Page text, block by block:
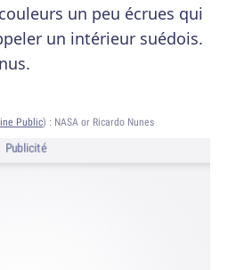
un peu écrues qui
un intérieur suédois.
Public) : NASA or Ricardo Nunes
Publicité